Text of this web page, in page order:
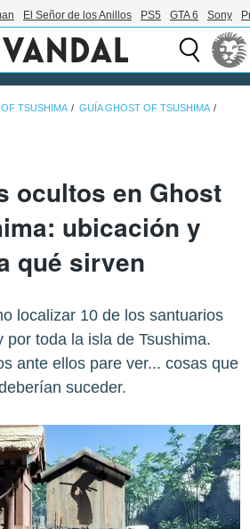
El Señor de los Anillos PS5 GTA 6 Sony
TSUSHIMA GUÍA GHOST OF TSUSHIMA
ocultos en Ghost
ubicación y
qué sirven
localizar 10 de los santuarios
por toda la isla de Tsushima.
ante ellos pare ver... cosas que
suceder.